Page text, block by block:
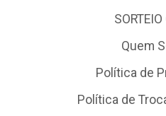
SORTEIO
Quem
Política de
Política de